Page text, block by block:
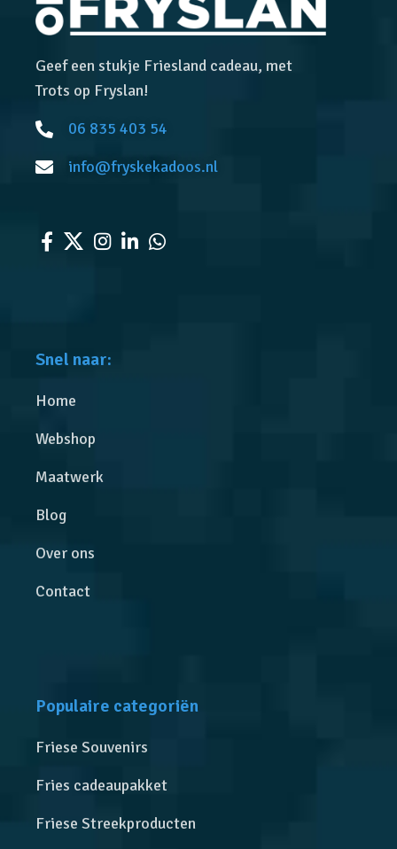
Geef een stukje Friesland cadeau, met
Trots op Fryslan!
06 835 403 54
info@fryskekadoos.nl
Snel naar:
Home
Webshop
Maatwerk
Blog
Over ons
Contact
Populaire categoriën
Friese Souvenirs
Fries cadeaupakket
Friese Streekproducten